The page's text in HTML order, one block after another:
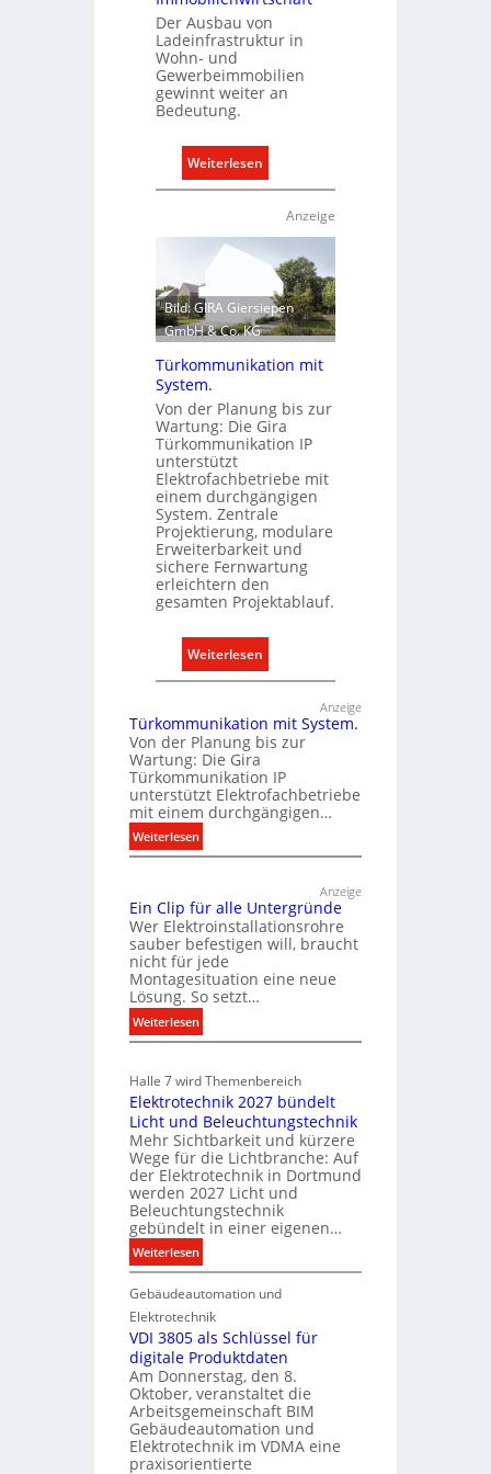
h
e
s
u
d
r
e
e
l
n
Der Ausbau von
Ladeinfrastruktur in
Wohn- und
Gewerbeimmobilien
gewinnt weiter an
Bedeutung.
Weiterlesen:
A
u
d
e
r
l
e
t
r
o
m
o
b
i
t
n
d
r
m
m
o
i
n
w
i
r
t
s
c
a
f
Anzeige
Bild: GIRA Giersiepen
GmbH & Co. KG
Türkommunikation mit
System.
Von der Planung bis zur
Wartung: Die Gira
Türkommunikation IP
unterstützt
Elektrofachbetriebe mit
einem durchgängigen
System. Zentrale
Projektierung, modulare
Erweiterbarkeit und
sichere Fernwartung
erleichtern den
gesamten Projektablauf.
Weiterlesen:
T
r
k
m
m
n
k
a
t
i
m
t
S
y
s
t
e
m
Anzeige
Türkommunikation mit System.
Von der Planung bis zur
Wartung: Die Gira
Türkommunikation IP
unterstützt Elektrofachbetriebe
mit einem durchgängigen…
Weiterlesen:
T
k
o
m
m
u
n
i
a
t
o
n
m
i
t
S
y
s
t
e
m
.
Anzeige
Ein Clip für alle Untergründe
Wer Elektroinstallationsrohre
sauber befestigen will, braucht
nicht für jede
Montagesituation eine neue
Lösung. So setzt…
Weiterlesen:
E
n
C
i
p
f
ü
r
a
l
l
e
U
n
t
e
r
g
r
Halle 7 wird Themenbereich
Elektrotechnik 2027 bündelt
Licht und Beleuchtungstechnik
Mehr Sichtbarkeit und kürzere
Wege für die Lichtbranche: Auf
der Elektrotechnik in Dortmund
werden 2027 Licht und
Beleuchtungstechnik
gebündelt in einer eigenen…
Weiterlesen:
E
l
e
k
t
r
o
t
e
c
Gebäudeautomation und
Elektrotechnik
VDI 3805 als Schlüssel für
digitale Produktdaten
Am Donnerstag, den 8.
Oktober, veranstaltet die
Arbeitsgemeinschaft BIM
Gebäudeautomation und
Elektrotechnik im VDMA eine
praxisorientierte